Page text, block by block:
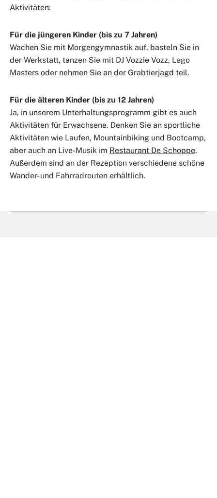
Aktivitäten:
Für die jüngeren Kinder (bis zu 7 Jahren)
Wachen Sie mit Morgengymnastik auf, basteln Sie in
der Werkstatt, tanzen Sie mit DJ Vozzie Vozz, Lego
Masters oder nehmen Sie an der Grabtierjagd teil.
Für die älteren Kinder (bis zu 12 Jahren)
Ja, in unserem Unterhaltungsprogramm gibt es auch
Aktivitäten für Erwachsene. Denken Sie an sportliche
Aktivitäten wie Laufen, Mountainbiking und Bootcamp,
aber auch an Live-Musik im Restaurant De Schoppe.
Außerdem sind an der Rezeption verschiedene schöne
Wander- und Fahrradrouten erhältlich.